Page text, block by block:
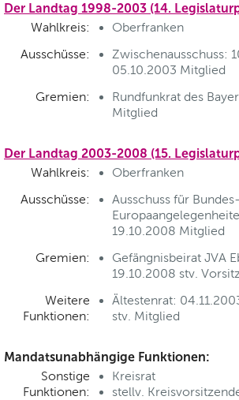
Der Landtag 1998-2003 (14.
Wahlkreis:
Oberfranken
Ausschüsse:
Zwischenausschuss:
05.10.2003 Mitglied
Gremien:
Rundfunkrat des
Mitglied
Der Landtag 2003-2008 (15.
Wahlkreis:
Oberfranken
Ausschüsse:
Ausschuss für
19.10.2008 Mitglied
Gremien:
Gefängnisbeirat JVA
19.10.2008 stv.
Weitere
Funktionen:
Ältestenrat:
stv. Mitglied
Mandatsunabhängige Funktionen:
Sonstige
Funktionen:
Kreisrat
stellv.